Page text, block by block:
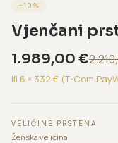
− 10 %
Vjenčani
1.989,00 €
ili 6 × 332 € (T-Com
VELIČINE PRSTENA
Ženska veličina